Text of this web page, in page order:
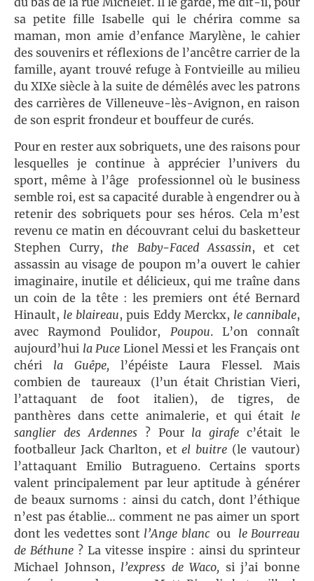
sa petite fille Isabelle qui le chérira comme sa
maman, mon amie d’enfance Marylène, le cahier
des souvenirs et réflexions de l’ancêtre carrier de la
famille, ayant trouvé refuge à Fontvieille au milieu
du XIXe siècle à la suite de démêlés avec les patrons
des carrières de Villeneuve-lès-Avignon, en raison
de son esprit frondeur et bouffeur de curés.
Pour en rester aux sobriquets, une des raisons pour
lesquelles je continue à apprécier l’univers du
sport, même à l’âge professionnel où le business
semble roi, est sa capacité durable à engendrer ou à
retenir des sobriquets pour ses héros. Cela m’est
revenu ce matin en découvrant celui du basketteur
Stephen Curry, the Baby-Faced Assassin, et cet
assassin au visage de poupon m’a ouvert le cahier
imaginaire, inutile et délicieux, qui me traîne dans
un coin de la tête : les premiers ont été Bernard
Hinault, le blaireau, puis Eddy Merckx, le cannibale,
avec Raymond Poulidor, Poupou. L’on connaît
aujourd’hui la Puce Lionel Messi et les Français ont
chéri la Guêpe, l’épéiste Laura Flessel. Mais
combien de taureaux (l’un était Christian Vieri,
l’attaquant de foot italien), de tigres, de
panthères dans cette animalerie, et qui était le
sanglier des Ardennes? Pour la girafe c’était le
footballeur Jack Charlton, etel buitre (le vautour)
l’attaquant Emilio Butragueno. Certains sports
valent principalement par leur aptitude à générer
de beaux surnoms : ainsi du catch, dont l’éthique
n’est pas établie… comment ne pas aimer un sport
dont les vedettes sont l’Ange blancou le Bourreau
de Béthune ? La vitesse inspire : ainsi du sprinteur
Michael Johnson, l’express de Waco, si j’ai bonne